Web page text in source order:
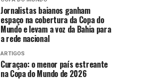
Jornalistas baianos ganham
espaço na cobertura da Copa do
Mundo e levam a voz da Bahia para
a rede nacional
ARTIGOS
Curaçao: o menor país estreante
na Copa do Mundo de 2026